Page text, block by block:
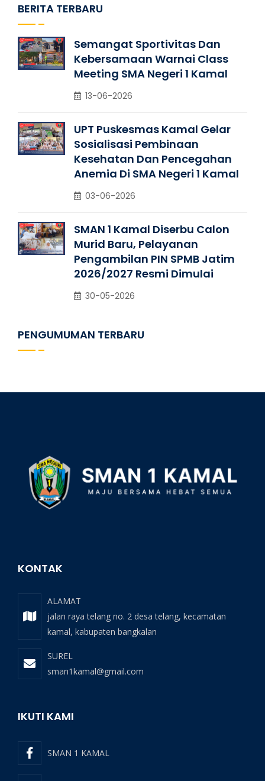
BERITA TERBARU
Semangat Sportivitas Dan
Kebersamaan Warnai Class
Meeting SMA Negeri 1 Kamal
13-06-2026
UPT Puskesmas Kamal Gelar
Sosialisasi Pembinaan
Kesehatan Dan Pencegahan
Anemia Di SMA Negeri 1 Kamal
03-06-2026
SMAN 1 Kamal Diserbu Calon
Murid Baru, Pelayanan
Pengambilan PIN SPMB Jatim
2026/2027 Resmi Dimulai
30-05-2026
PENGUMUMAN TERBARU
KONTAK
ALAMAT
jalan raya telang no. 2 desa telang, kecamatan
kamal, kabupaten bangkalan
SUREL
sman1kamal@gmail.com
IKUTI KAMI
SMAN 1 KAMAL